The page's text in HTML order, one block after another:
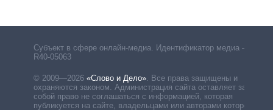
Субъект в сфере онлайн-медиа. Идентификатор медиа –
R40-05063
© 2009—2026 «Слово и Дело» Все права защищены и
охраняются законом. Администрация сайта оставляет за
собой право не соглашаться с информацией, которая
публикуется на сайте, владельцами или авторами которой